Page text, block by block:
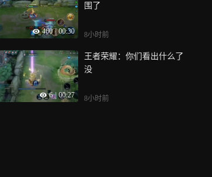
460 | 00:30
围了
8小时前
6 | 00:27
王者荣耀：你们看出什么了
没
8小时前